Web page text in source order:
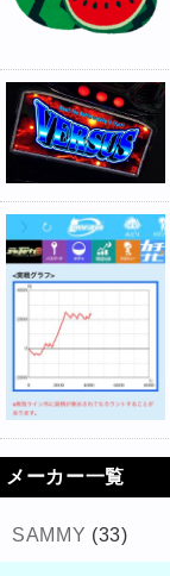
メーカー一覧
SAMMY (33)